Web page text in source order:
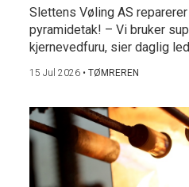
Slettens Vøling AS
pyramidetak! – Vi bruker
kjernevedfuru, sier daglig
15 Jul 2026 • TØMREREN